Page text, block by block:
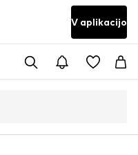
V aplikacijo